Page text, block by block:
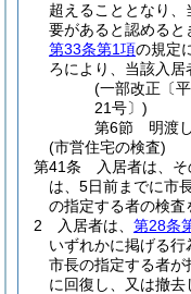
超えることとなり
要があると認めると
第33条第1項の規定
ろにより、当該入居
(一部改正〔
21号〕)
第6節
明渡し
(市営住宅の検査)
第41条
入居者は、
は、5日前までに市
の指定する者の検査
2
入居者は、 第28条
いずれかに掲げる
市長の指定する者が
に回復し、又は撤去